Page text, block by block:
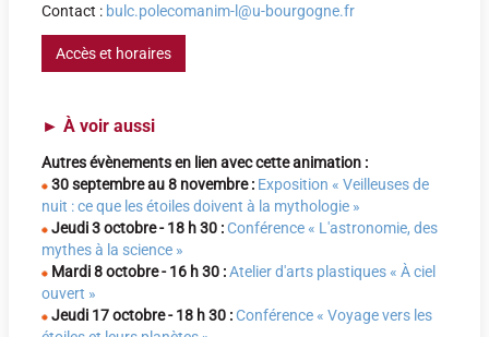
Contact : bulc.polecomanim-l@u-bourgogne.fr
Accès et horaires
► À voir aussi
Autres évènements en lien avec cette animation :
30 septembre au 8 novembre : Exposition « Veilleuses de
nuit : ce que les étoiles doivent à la mythologie »
Jeudi 3 octobre- 18 h 30 :Conférence « L'astronomie, des
mythes à la science »
Mardi 8 octobre- 16 h 30 :Atelier d'arts plastiques « À ciel
ouvert »
Jeudi 17 octobre- 18 h 30 :Conférence « Voyage vers les